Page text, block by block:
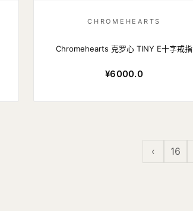
CHROMEHEARTS
Chromehearts 克罗心 TINY E十字戒指
¥6000.0
‹ 16